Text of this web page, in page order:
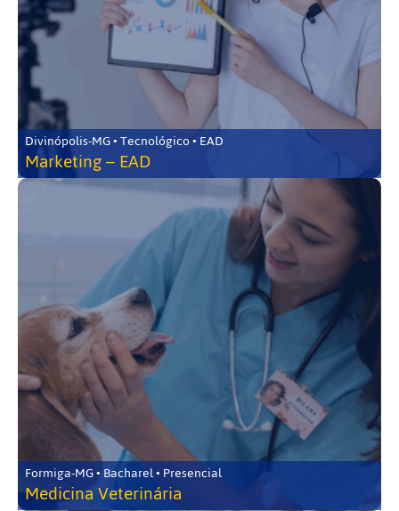
Divinópolis-MG • Tecnológico • EAD
Marketing – EAD
Formiga-MG • Bacharel • Presencial
Medicina Veterinária